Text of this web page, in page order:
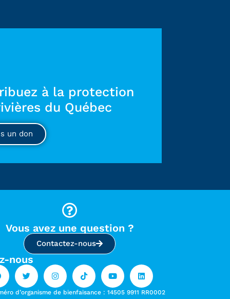
à la protection
du Québec
un don
Vous avez une question ?
Contactez-nous
nous
d’organisme de bienfaisance : 14505 9911 RR0002